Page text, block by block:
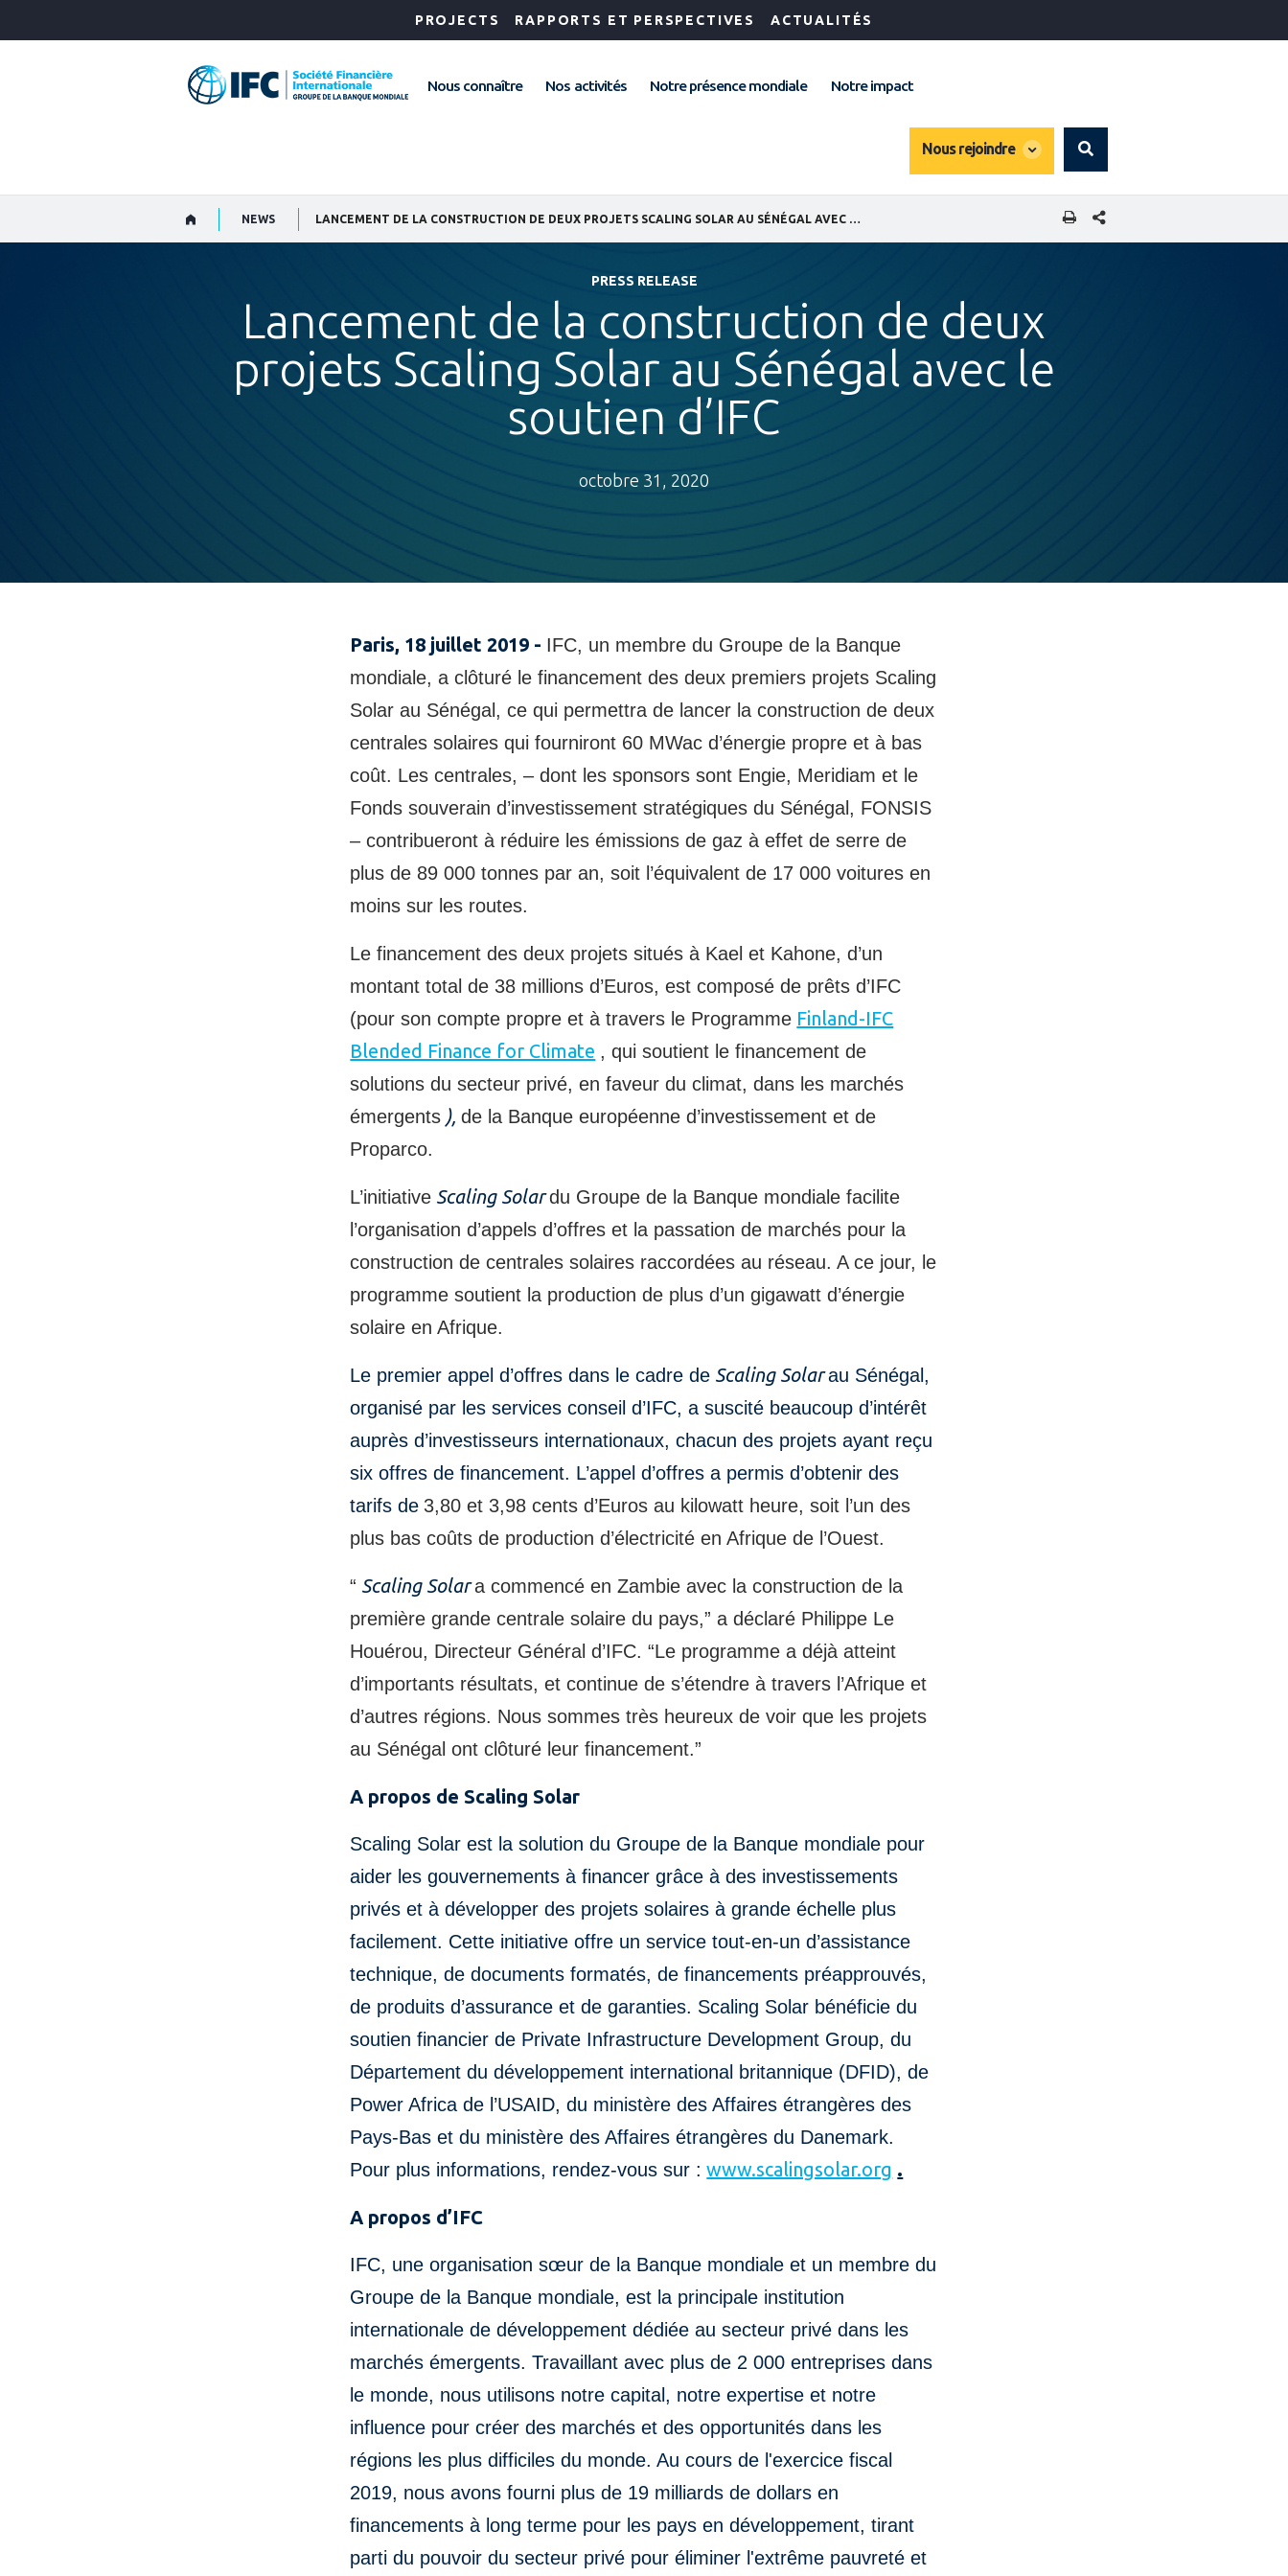
PROJECTS RAPPORTS ET PERSPECTIVES ACTUALITÉS
Nous connaître Nos activités Notre présence mondiale Notre impact
Nous rejoindre
global
Search
NEWS PARTAGER CETTE PAGE
PRESS RELEASE
Lancement de la construction de deux
projets Scaling Solar au Sénégal avec le
soutien d’IFC
octobre 31, 2020
Paris, 18 juillet 2019 - IFC, un membre du Groupe de la Banque
mondiale, a clôturé le financement des deux premiers projets Scaling
Solar au Sénégal, ce qui permettra de lancer la construction de deux
centrales solaires qui fourniront 60 MWac d’énergie propre et à bas
coût. Les centrales, – dont les sponsors sont Engie, Meridiam et le
Fonds souverain d’investissement stratégiques du Sénégal, FONSIS
– contribueront à réduire les émissions de gaz à effet de serre de
plus de 89 000 tonnes par an, soit l’équivalent de 17 000 voitures en
moins sur les routes.
Le financement des deux projets situés à Kael et Kahone, d’un
montant total de 38 millions d’Euros, est composé de prêts d’IFC
(pour son compte propre et à travers le Programme Finland-IFC
Blended Finance for Climate , qui soutient le financement de
solutions du secteur privé, en faveur du climat, dans les marchés
émergents ), de la Banque européenne d’investissement et de
Proparco.
L’initiative Scaling Solar du Groupe de la Banque mondiale facilite
l’organisation d’appels d’offres et la passation de marchés pour la
construction de centrales solaires raccordées au réseau. A ce jour, le
programme soutient la production de plus d’un gigawatt d’énergie
solaire en Afrique.
Le premier appel d’offres dans le cadre de Scaling Solar au Sénégal,
organisé par les services conseil d’IFC, a suscité beaucoup d’intérêt
auprès d’investisseurs internationaux, chacun des projets ayant reçu
six offres de financement. L’appel d’offres a permis d’obtenir des
tarifs de 3,80 et 3,98 cents d’Euros au kilowatt heure, soit l’un des
plus bas coûts de production d’électricité en Afrique de l’Ouest.
“ Scaling Solar a commencé en Zambie avec la construction de la
première grande centrale solaire du pays,” a déclaré Philippe Le
Houérou, Directeur Général d’IFC. “Le programme a déjà atteint
d’importants résultats, et continue de s’étendre à travers l’Afrique et
d’autres régions. Nous sommes très heureux de voir que les projets
au Sénégal ont clôturé leur financement.”
A propos de Scaling Solar
Scaling Solar est la solution du Groupe de la Banque mondiale pour
aider les gouvernements à financer grâce à des investissements
privés et à développer des projets solaires à grande échelle plus
facilement. Cette initiative offre un service tout-en-un d’assistance
technique, de documents formatés, de financements préapprouvés,
de produits d’assurance et de garanties. Scaling Solar bénéficie du
soutien financier de Private Infrastructure Development Group, du
Département du développement international britannique (DFID), de
Power Africa de l’USAID, du ministère des Affaires étrangères des
Pays-Bas et du ministère des Affaires étrangères du Danemark.
Pour plus informations, rendez-vous sur : www.scalingsolar.org .
A propos d’IFC
IFC, une organisation sœur de la Banque mondiale et un membre du
Groupe de la Banque mondiale, est la principale institution
internationale de développement dédiée au secteur privé dans les
marchés émergents. Travaillant avec plus de 2 000 entreprises dans
le monde, nous utilisons notre capital, notre expertise et notre
influence pour créer des marchés et des opportunités dans les
régions les plus difficiles du monde. Au cours de l'exercice fiscal
2019, nous avons fourni plus de 19 milliards de dollars en
financements à long terme pour les pays en développement, tirant
parti du pouvoir du secteur privé pour éliminer l'extrême pauvreté et